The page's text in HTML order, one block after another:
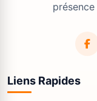
Liens Rapides